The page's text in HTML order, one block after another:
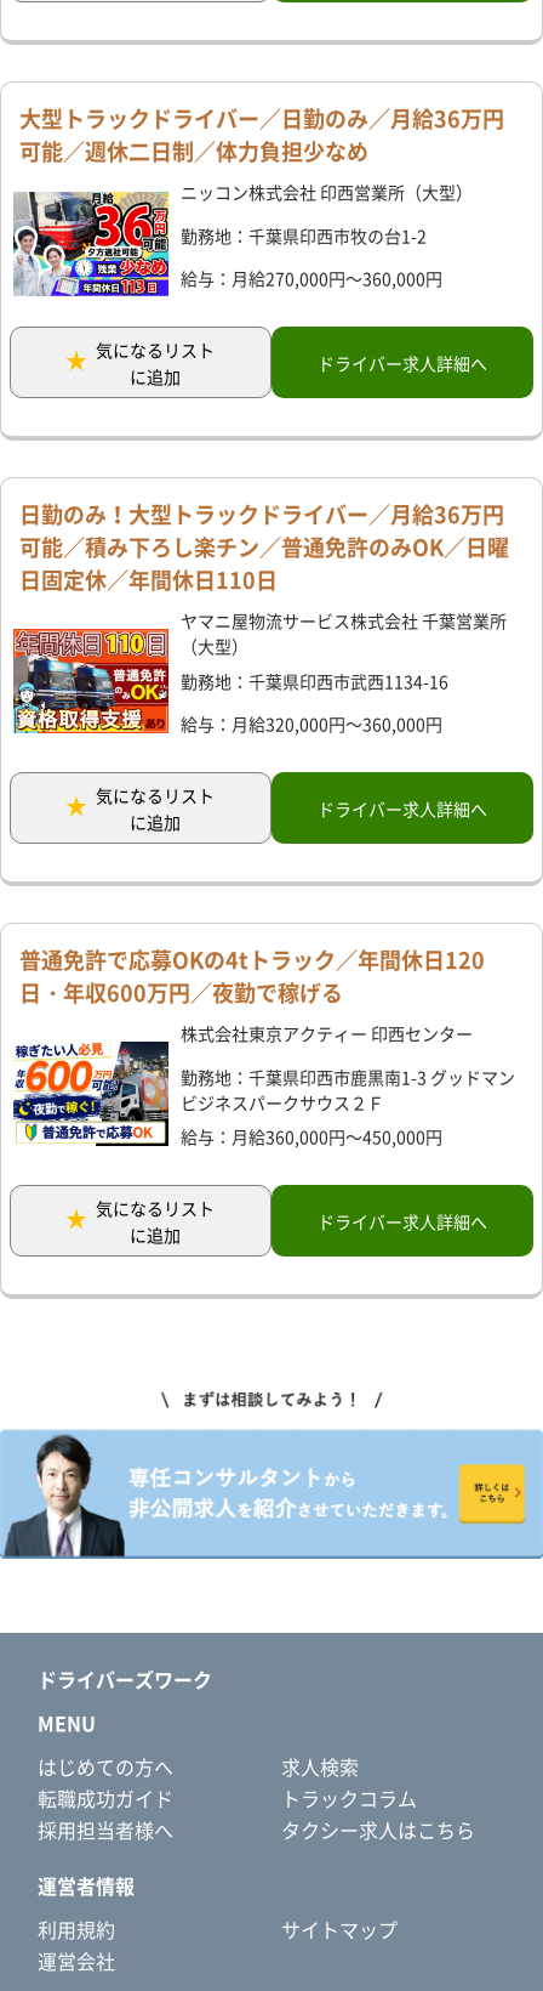
大型トラックドライバー／日勤のみ／月給36万円
可能／週休二日制／体力負担少なめ
ニッコン株式会社 印西営業所（大型）
勤務地：千葉県印西市牧の台1-2
給与：月給270,000円～360,000円
気になるリスト
に追加
ドライバー求人詳細へ
日勤のみ！大型トラックドライバー／月給36万円
可能／積み下ろし楽チン／普通免許のみOK／日曜
日固定休／年間休日110日
ヤマニ屋物流サービス株式会社 千葉営業所
（大型）
勤務地：千葉県印西市武西1134-16
給与：月給320,000円～360,000円
気になるリスト
に追加
ドライバー求人詳細へ
普通免許で応募OKの4tトラック／年間休日120
日・年収600万円／夜勤で稼げる
株式会社東京アクティー 印西センター
勤務地：千葉県印西市鹿黒南1-3 グッドマン
ビジネスパークサウス２Ｆ
給与：月給360,000円～450,000円
気になるリスト
に追加
ドライバー求人詳細へ
ドライバーズワーク
MENU
はじめての方へ
求人検索
転職成功ガイド
トラックコラム
採用担当者様へ
タクシー求人はこちら
運営者情報
利用規約
サイトマップ
運営会社